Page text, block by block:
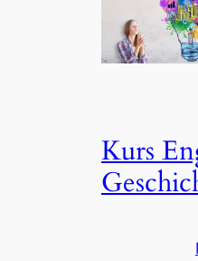
Kurs